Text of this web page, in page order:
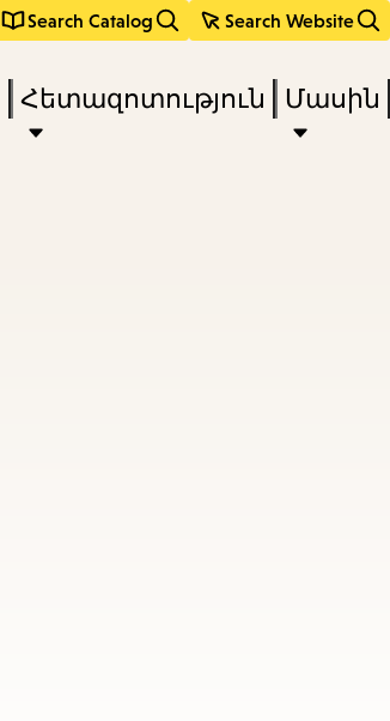
Search Catalog Search Website
Հետազոտություն Մասին